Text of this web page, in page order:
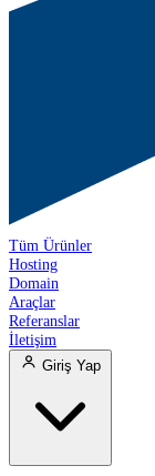
Tüm Ürünler
Hosting
Domain
Araçlar
Referanslar
İletişim
Giriş Yap